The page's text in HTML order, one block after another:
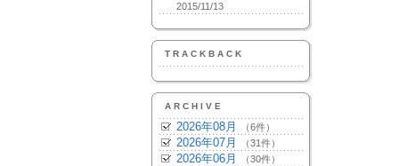
2015/11/13
TRACKBACK
ARCHIVE
2026年08月 （6件）
2026年07月 （31件）
2026年06月 （30件）